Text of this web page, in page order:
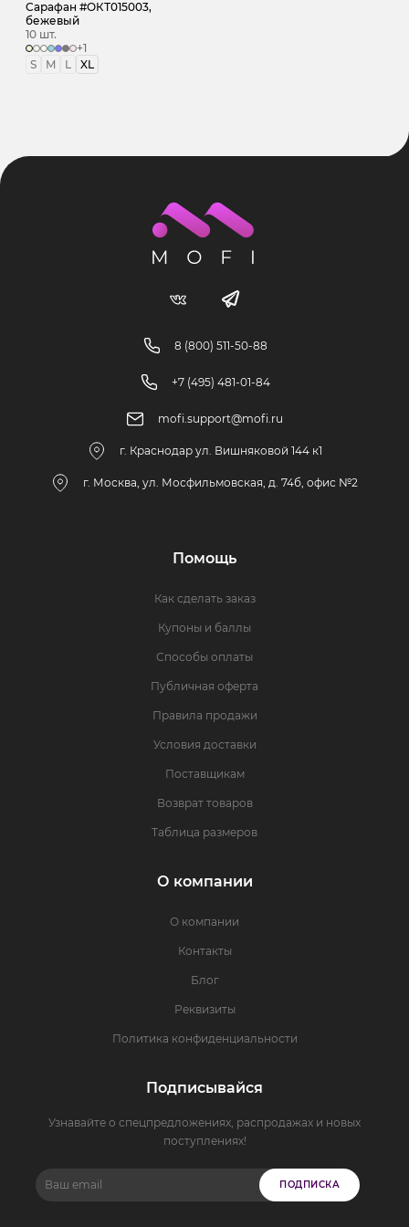
Сарафан #ОКТ015003,
бежевый
10 шт.
+1
S
M L XL
8 (800) 511-50-88
+7 (495) 481-01-84
mofi.support@mofi.ru
г. Краснодар ул. Вишняковой 144 к1
г. Москва, ул. Мосфильмовская, д. 74б, офис №2
Помощь
Как сделать заказ
Купоны и баллы
Способы оплаты
Публичная оферта
Правила продажи
Условия доставки
Поставщикам
Возврат товаров
Таблица размеров
О компании
О компании
Контакты
Блог
Реквизиты
Политика конфиденциальности
Подписывайся
Узнавайте о спецпредложениях, распродажах и новых
поступлениях!
ПОДПИСКА